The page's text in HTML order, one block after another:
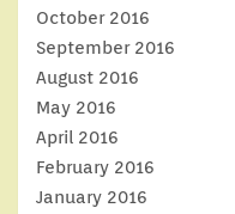
October 2016
September 2016
August 2016
May 2016
April 2016
February 2016
January 2016